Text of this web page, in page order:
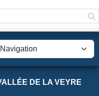
DE LA VEYRE